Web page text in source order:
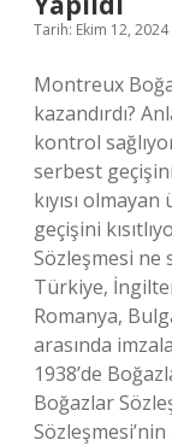
Tarih: Ekim 12, 2024
Montreux
kazandırdı?
kontrol
serbest
kıyısı
geçişini
Sözleşmesi ne
Türkiye,
Romanya,
arasında
1938’de
Boğazlar
Sözleşmesi’nin